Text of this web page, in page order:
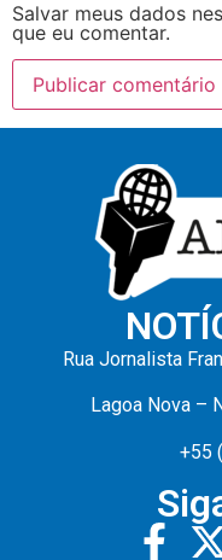
Salvar meus dados
que eu comentar.
Rua Jornalista
Lagoa Nova –
+55